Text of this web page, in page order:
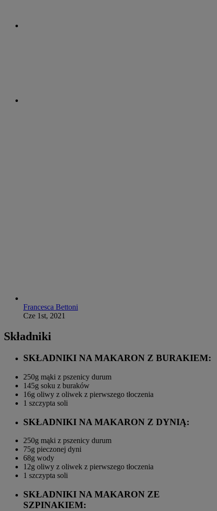
Francesca Bettoni
Cze 1st, 2021
Składniki
SKŁADNIKI NA MAKARON Z BURAKIEM:
250g mąki z pszenicy durum
145g soku z buraków
16g oliwy z oliwek z pierwszego tłoczenia
1 szczypta soli
SKŁADNIKI NA MAKARON Z DYNIĄ:
250g mąki z pszenicy durum
75g pieczonej dyni
68g wody
12g oliwy z oliwek z pierwszego tłoczenia
1 szczypta soli
SKŁADNIKI NA MAKARON ZE
SZPINAKIEM: